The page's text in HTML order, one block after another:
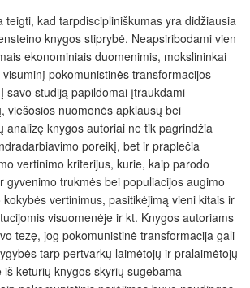
teigti, kad tarpdiscipliniškumas yra didžiausia
knygos stiprybė. Neapsiribodami vien
ekonominiais duomenimis, mokslininkai
pokomunistinės transformacijos
savo studiją papildomai įtraukdami
viešosios nuomonės apklausų bei
analizę knygos autoriai ne tik pagrindžia
poreikį, bet ir praplečia
vertinimo kriterijus, kurie, kaip parodo
gyvenimo trukmės bei populiacijos augimo
vertinimus, pasitikėjimą vieni kitais ir
visuomenėje ir kt. Knygos autoriams
tezę, jog pokomunistinė transformacija gali
tarp pertvarkų laimėtojų ir pralaimėtojų
keturių knygos skyrių sugebama